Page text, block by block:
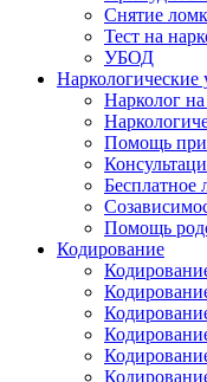
Снятие
Тест на
УБОД
Наркологические
Нарколог
Помощь при
Бесплатное
Помощь
Кодирование